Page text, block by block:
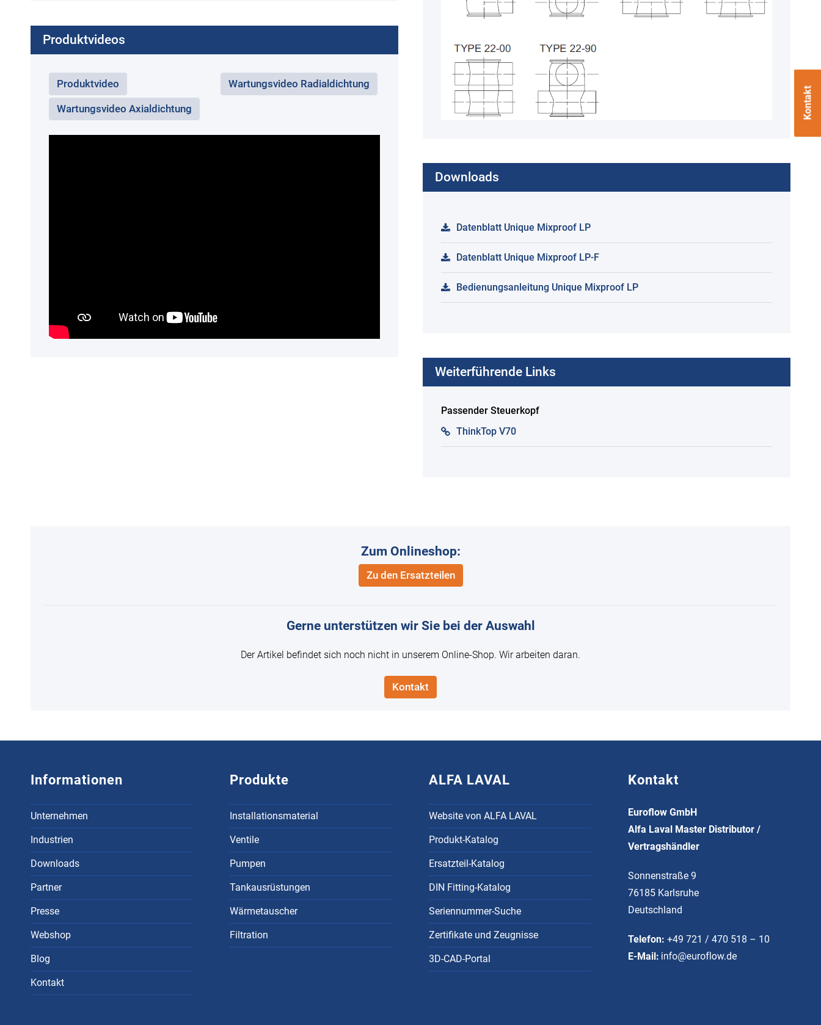
Produktvideos
Produktvideo Wartungsvideo Radialdichtung
Wartungsvideo Axialdichtung
Downloads
Datenblatt Unique Mixproof LP
Datenblatt Unique Mixproof LP-F
Bedienungsanleitung Unique Mixproof LP
Weiterführende Links
Passender Steuerkopf
ThinkTop V70
Zum Onlineshop:
Zu den Ersatzteilen
Gerne unterstützen wir Sie bei der Auswahl
Der Artikel befindet sich noch nicht in unserem Online-Shop. Wir arbeiten daran.
Kontakt
Informationen
Unternehmen
Industrien
Downloads
Partner
Presse
Webshop
Blog
Kontakt
Produkte
Installationsmaterial
Ventile
Pumpen
Tankausrüstungen
Wärmetauscher
Filtration
ALFA LAVAL
Website von ALFA LAVAL
Produkt-Katalog
Ersatzteil-Katalog
DIN Fitting-Katalog
Seriennummer-Suche
Zertifikate und Zeugnisse
3D-CAD-Portal
Kontakt
Euroflow GmbH
Alfa Laval Master Distributor /
Vertragshändler
Sonnenstraße 9
76185 Karlsruhe
Deutschland
Telefon: +49 721 / 470 518 – 10
E-Mail:
Kontakt